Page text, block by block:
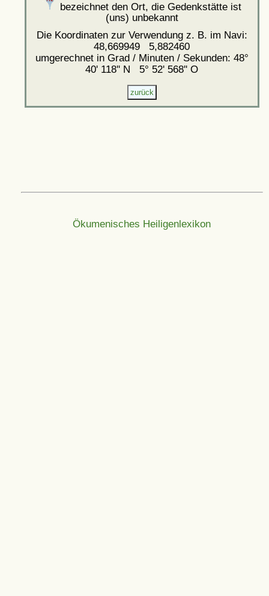
bezeichnet den Ort, die Gedenkstätte ist
(uns) unbekannt
Die Koordinaten zur Verwendung z. B. im Navi:
48,669949 5,882460
umgerechnet in Grad / Minuten / Sekunden: 48°
40' 118'' N 5° 52' 568'' O
Ökumenisches Heiligenlexikon